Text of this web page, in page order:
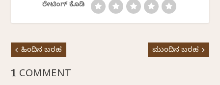
ರೇಟಿಂಗ್ ಕೊಡಿ
ಹಿಂದಿನ ಬರಹ ಮುಂದಿನ ಬರಹ
1 COMMENT